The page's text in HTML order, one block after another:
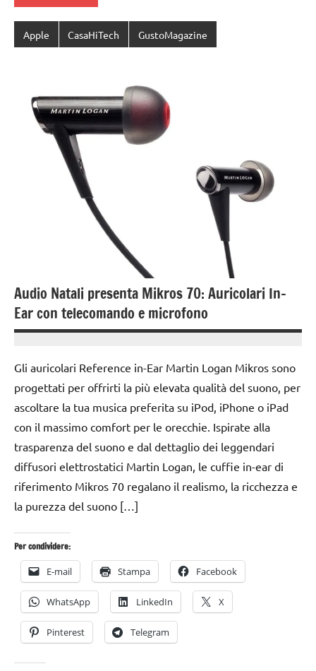
Apple CasaHiTech GustoMagazine
Audio Natali presenta Mikros 70: Auricolari In-
Ear con telecomando e microfono
Ottobre
2015
Bassanelli
Gli auricolari Reference in-Ear Martin Logan Mikros sono
progettati per offrirti la più elevata qualità del suono, per
ascoltare la tua musica preferita su iPod, iPhone o iPad
con il massimo comfort per le orecchie. Ispirate alla
trasparenza del suono e dal dettaglio dei leggendari
diffusori elettrostatici Martin Logan, le cuffie in-ear di
riferimento Mikros 70 regalano il realismo, la ricchezza e
la purezza del suono […]
Per condividere:
E-mail Stampa Facebook
WhatsApp LinkedIn X
Pinterest Telegram